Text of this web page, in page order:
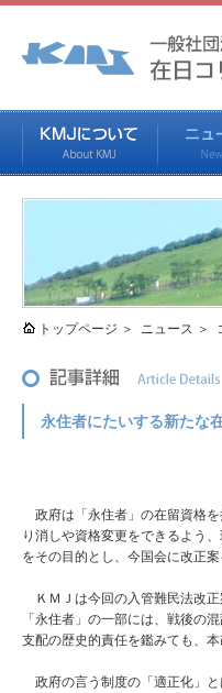
トップページ ニュース
永住者にたいする新たな
政府は「永住者」の在留資格を
り消しや資格変更をできるよう
をその目的とし、今国会に改正案
ＫＭＪは今回の入管難民法改正
「永住者」の一部には、戦後の
支配の歴史的責任を鑑みても、
政府の言う制度の「適正化」と